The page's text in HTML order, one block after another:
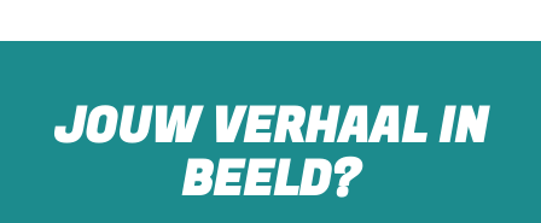
JOUW VERHAAL IN
BEELD?